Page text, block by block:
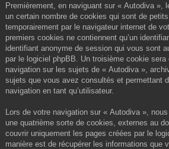
Premièrement, en naviguant sur « Autodiva »,
un certain nombre de cookies qui sont de
temporairement par le navigateur internet de
premiers cookies ne contiennent qu’un
identifiant anonyme de session qui vous sont
par le logiciel phpBB. Un troisième cookie sera
navigation sur les sujets de « Autodiva »,
sujets que vous avez consultés et permettant
navigation en tant qu’utilisateur.
Lors de votre navigation sur « Autodiva »,
une quatrième sorte de cookies, externes au
couvrir uniquement les pages créées par le
manière est de récupérer les informations que